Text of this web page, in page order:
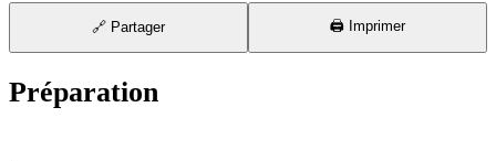
🔗 Partager 🖨️ Imprimer
Préparation